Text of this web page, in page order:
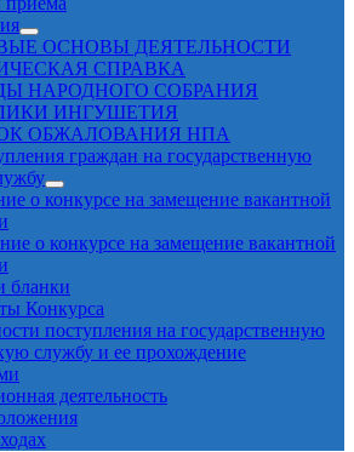
ОСНОВЫ ДЕЯТЕЛЬНОСТИ
СПРАВКА
НАРОДНОГО СОБРАНИЯ
ИНГУШЕТИЯ
ОБЖАЛОВАНИЯ НПА
граждан на государственную
о конкурсе на замещение вакантной
о конкурсе на замещение вакантной
бланки
Конкурса
поступления на государственную
службу и ее прохождение
деятельность